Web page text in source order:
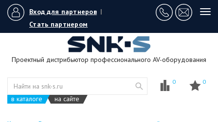
Вход для партнеров |
Стать партнером
Проектный дистрибьютор профессионального AV-оборудования
в каталоге на сайте
0 0